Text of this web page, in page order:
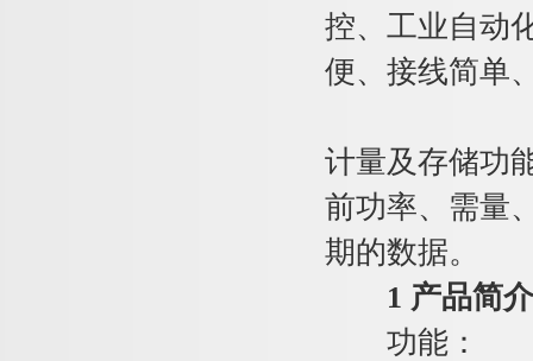
控、工业自动
便、接线简单
计量及存储功
前功率、需量
期的数据。
1 产品简介
功能：